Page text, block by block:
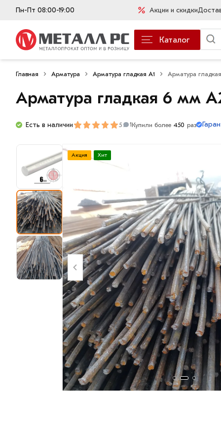
Пн-Пт 08:00-19:00 Акции и скидки
Каталог
Главная Арматура Арматура гладкая А1 Арматура
Арматура гладкая 6 мм
Есть в наличии 5 1Купили более 450 раз
Акция Хит